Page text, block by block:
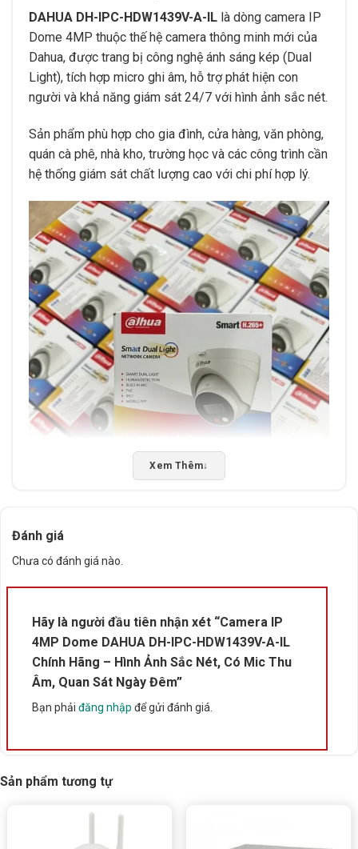
DAHUA DH-IPC-HDW1439V-A-IL là dòng camera IP
Dome 4MP thuộc thế hệ camera thông minh mới của
Dahua, được trang bị công nghệ ánh sáng kép (Dual
Light), tích hợp micro ghi âm, hỗ trợ phát hiện con
người và khả năng giám sát 24/7 với hình ảnh sắc nét.
Sản phẩm phù hợp cho gia đình, cửa hàng, văn phòng,
quán cà phê, nhà kho, trường học và các công trình cần
hệ thống giám sát chất lượng cao với chi phí hợp lý.
Thông Số Kỹ Thuật Camera DAHUA DH-
IPC-HDW1439V-A-IL
THÔNG SỐ
CHI TIẾT
Tầm nhìn ban đêm
Xem Thêm↓
Đánh giá
Chưa có đánh giá nào.
Hãy là người đầu tiên nhận xét “Camera IP
4MP Dome DAHUA DH-IPC-HDW1439V-A-IL
Chính Hãng – Hình Ảnh Sắc Nét, Có Mic Thu
Âm, Quan Sát Ngày Đêm”
Bạn phải đăng nhập để gửi đánh giá.
Sản phẩm tương tự